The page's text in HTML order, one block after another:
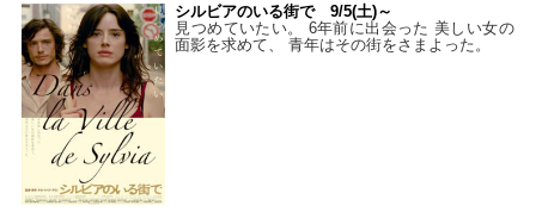
シルビアのいる街で 9/5(土)～
見つめていたい。 6年前に出会った 美しい女の
面影を求めて、 青年はその街をさまよった。